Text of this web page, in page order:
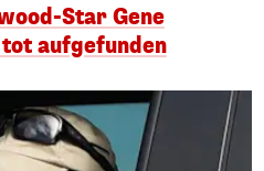
Star Gene
aufgefunden